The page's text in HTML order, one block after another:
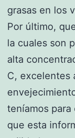
grasas en los
Por último,
la cuales son
alta
C, excelentes
teníamos
que esta